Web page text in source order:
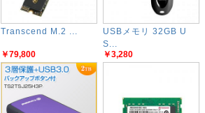
Transcend M.2 ...
￥79,800
USBメモリ 32GB U
S...
￥3,280